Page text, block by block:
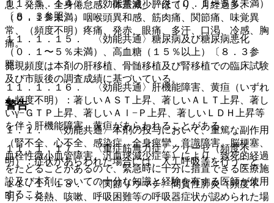
息、発熱、全身倦怠感、体重減少、ほてり、月経過多、
（０．１％未満）咽喉頭異和感、筋肉痛、関節痛、味覚異
常、（頻度不明）疼痛、発赤、眼痛、多汗、口渇、冷感、胸
痛。
発現頻度は本剤の肝移植、骨髄移植及び腎移植での臨床試験
及び市販後の調査成績に基づいている。
警告
１．１． 〈効能共通〉本剤の投与において、重篤な副作用
（腎不全、心不全、感染症、全身痙攣、意識障害、脳梗塞、
血栓性微小血管障害、汎血球減少症等）により、致死的経過
をたどることがあるので、緊急時に十分に措置できる医療施
設及び本剤についての十分な知識と経験を有する医師が使用
すること。
１１．１．１４． 〈効能共通〉膵炎（０．１〜５％未満）
〔８．３参照〕。
１１．１．１５． 〈効能共通〉糖尿病及び糖尿病悪化
（０．１〜５％未満）、高血糖（１５％以上）〔８．３参
照〕。
１１．１．１６． 〈効能共通〉肝機能障害、黄疸（いずれ
も頻度不明）：著しいＡＳＴ上昇、著しいＡＬＴ上昇、著し
いγ−ＧＴＰ上昇、著しいＡｌ−Ｐ上昇、著しいＬＤＨ上昇等
を伴う肝機能障害、黄疸があらわれることがある。
１１．１．１７． 〈重症筋無力症〉クリーゼ（頻度不
明）：症状があらわれた場合には、人工呼吸等を行うこと。
１１．１．１８． 〈関節リウマチ〉間質性肺炎（頻度不
明）：発熱、咳嗽、呼吸困難等の呼吸器症状が認められた場